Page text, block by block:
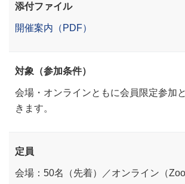
添付ファイル
開催案内（PDF）
対象（参加条件）
会場・オンラインともに会員限定参加
きます。
定員
会場：50名（先着）／オンライン（